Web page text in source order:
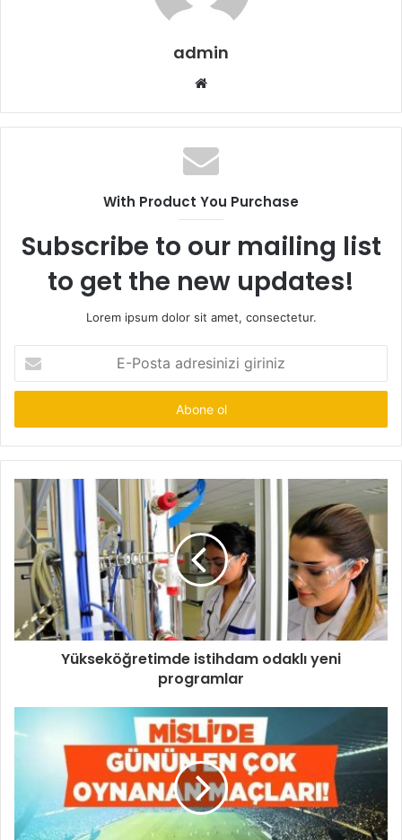
admin
Web
With Product You Purchase
Subscribe to our mailing list
to get the new updates!
Lorem ipsum dolor sit amet, consectetur.
Posta
adresinizi
Yükseköğretimde istihdam odaklı yeni
programlar